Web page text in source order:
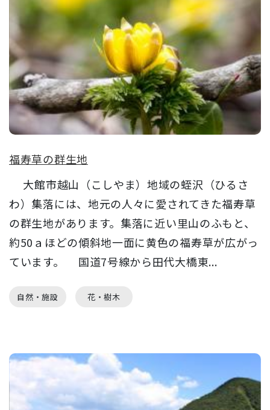
福寿草の群生地
大館市越山（こしやま）地域の蛭沢（ひるさ
わ）集落には、地元の人々に愛されてきた福寿草
の群生地があります。集落に近い里山のふもと、
約50ａほどの傾斜地一面に黄色の福寿草が広がっ
ています。 国道7号線から田代大橋東...
自然・施設 花・樹木